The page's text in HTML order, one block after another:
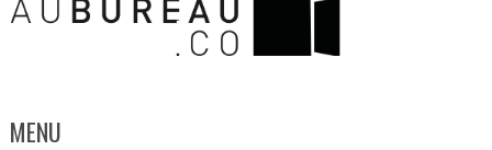
MENU